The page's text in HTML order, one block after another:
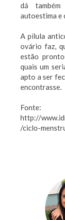
dá
autoestima e
A pílula
ovário faz,
estão
quais um
apto a ser
encontrasse.
Fonte:
http://
/ciclo-